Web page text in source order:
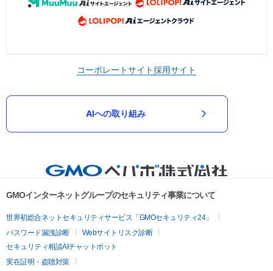
コーポレートサイト採用サイト
AIへの取り組み
GMOインターネットグループのセキュリティ事業について
世界初総合ネットセキュリティサービス「GMOセキュリティ24」
パスワード漏洩診断
Webサイトリスク診断
セキュリティ相談AIチャットボット
実在証明・盗聴対策